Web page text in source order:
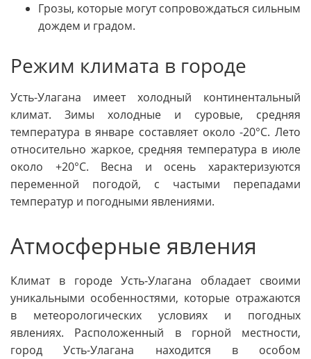
Грозы, которые могут сопровождаться сильным
дождем и градом.
Режим климата в городе
Усть-Улагана имеет холодный континентальный
климат. Зимы холодные и суровые, средняя
температура в январе составляет около -20°C. Лето
относительно жаркое, средняя температура в июле
около +20°C. Весна и осень характеризуются
переменной погодой, с частыми перепадами
температур и погодными явлениями.
Атмосферные явления
Климат в городе Усть-Улагана обладает своими
уникальными особенностями, которые отражаются
в метеорологических условиях и погодных
явлениях. Расположенный в горной местности,
город Усть-Улагана находится в особом